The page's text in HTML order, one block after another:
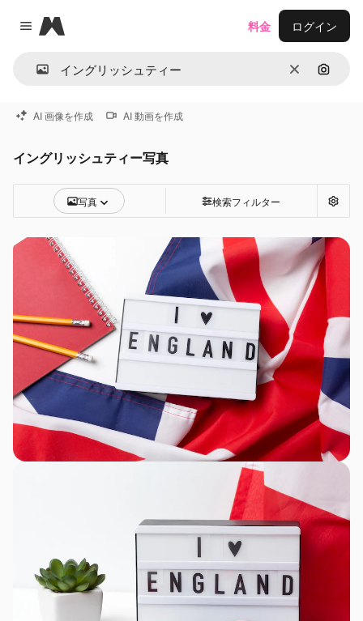
Close menu
Magnific
消去 画像で
料金 ログイン
AI 画像を作成 AI 動画を作成
イングリッシュティー写真
写真 検索フィルター